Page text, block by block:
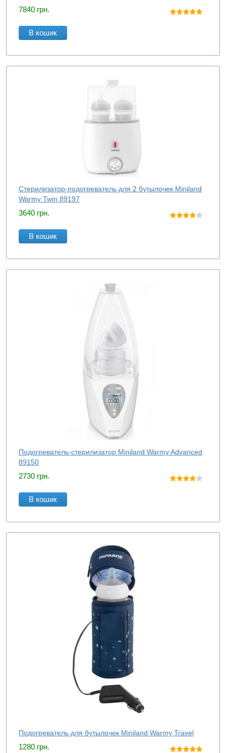
7840 грн.
В кошик
Стерилизатор-подогреватель для 2 бутылочек Miniland
Warmy Twin 89197
3640 грн.
В кошик
Подогреватель-стерилизатор Miniland Warmy Advanced
89150
2730 грн.
В кошик
Подогреватель для бутылочек Miniland Warmy Travel
1280 грн.